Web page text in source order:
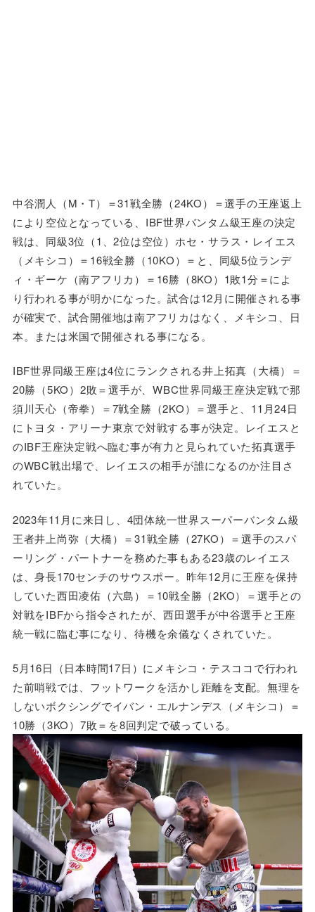
中谷潤人（M・T）＝31戦全勝（24KO）＝選手の王座返上
により空位となっている、IBF世界バンタム級王座の決定
戦は、同級3位（1、2位は空位）ホセ・サラス・レイエス
（メキシコ）＝16戦全勝（10KO）＝と、同級5位ランデ
ィ・ギーケ（南アフリカ）＝16勝（8KO）1敗1分＝によ
り行われる事が明かになった。試合は12月に開催される事
が確実で、試合開催地は南アフリカはなく、メキシコ、日
本。または米国で開催される事になる。
IBF世界同級王座は4位にランクされる井上拓真（大橋）＝
20勝（5KO）2敗＝選手が、WBC世界同級王座決定戦で那
須川天心（帝拳）＝7戦全勝（2KO）＝選手と、11月24日
にトヨタ・アリーナ東京で対戦する事が決定。レイエスと
のIBF王座決定戦へ臨む事が有力と見られていた拓真選手
のWBC戦出場で、レイエスの相手が誰になるのか注目さ
れていた。
2023年11月に来日し、4団体統一世界スーパーバンタム級
王者井上尚弥（大橋）＝31戦全勝（27KO）＝選手のスパ
ーリング・パートナーを務めた事もある23歳のレイエス
は、身長170センチのサウスポー。昨年12月に王座を保持
していた西田凌佑（六島）＝10戦全勝（2KO）＝選手との
対戦をIBFから指令されたが、西田選手が中谷選手と王座
統一戦に臨む事になり、待機を余儀なくされていた。
5月16日（日本時間17日）にメキシコ・テスココで行われ
た前哨戦では、フットワークを活かし距離を支配。無理を
しないボクシングでイバン・エルナンデス（メキシコ）＝
10勝（3KO）7敗＝を8回判定で破っている。